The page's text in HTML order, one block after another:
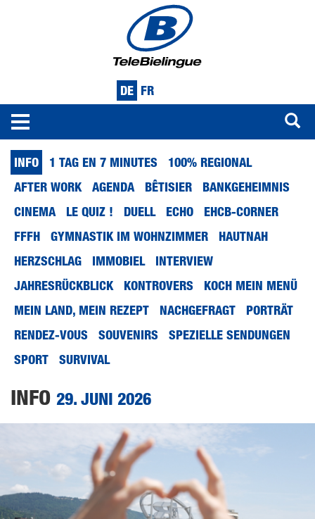
Direkt
Inhalt
DE FR
INFO 1 TAG EN 7 MINUTES
100% REGIONAL
AFTER WORK
AGENDA BÊTISIER
BANKGEHEIMNIS
CINEMA
LE QUIZ ! DUELL ECHO
EHCB-CORNER
FFFH
GYMNASTIK IM WOHNZIMMER
HAUTNAH
HERZSCHLAG
IMMOBIEL
INTERVIEW
JAHRESRÜCKBLICK
KONTROVERS
KOCH MEIN MENÜ
MEIN LAND, MEIN REZEPT
NACHGEFRAGT
PORTRÄT
RENDEZ-VOUS
SOUVENIRS
SPEZIELLE SENDUNGEN
SPORT
SURVIVAL
INFO 29. JUNI 2026